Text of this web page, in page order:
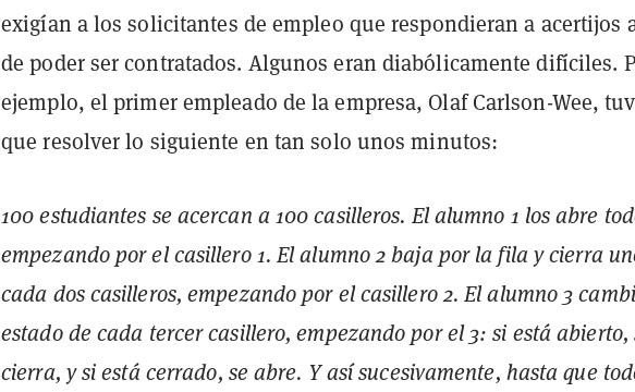
exigían a los solicitantes de empleo que respondieran a acertijos
de poder ser contratados. Algunos eran diabólicamente difíciles.
ejemplo, el primer empleado de la empresa, Olaf Carlson-Wee,
que resolver lo siguiente en tan solo unos minutos:
100 estudiantes se acercan a 100 casilleros. El alumno 1 los abre
empezando por el casillero 1. El alumno 2 baja por la fila y cierra
cada dos casilleros, empezando por el casillero 2. El alumno 3
estado de cada tercer casillero, empezando por el 3: si está abierto,
cierra, y si está cerrado, se abre. Y así sucesivamente, hasta que